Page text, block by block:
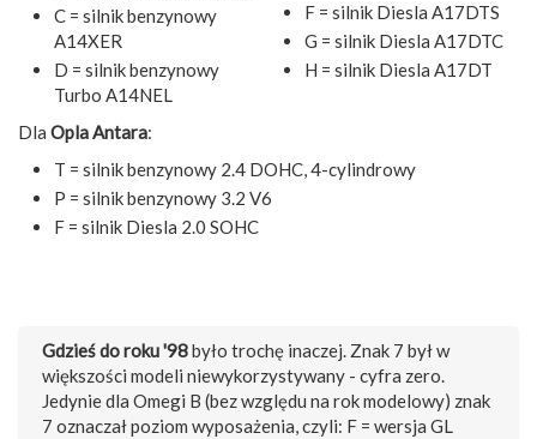
C = silnik benzynowy
A14XER
D = silnik benzynowy
Turbo A14NEL
F = silnik Diesla A17DTS
G = silnik Diesla A17DTC
H = silnik Diesla A17DT
Dla Opla Antara:
T = silnik benzynowy 2.4 DOHC, 4-cylindrowy
P = silnik benzynowy 3.2 V6
F = silnik Diesla 2.0 SOHC
Gdzieś do roku '98było trochę inaczej. Znak 7 był w
większości modeli niewykorzystywany - cyfra zero.
Jedynie dla Omegi B (bez względu na rok modelowy) znak
7 oznaczał poziom wyposażenia, czyli: F = wersja GL